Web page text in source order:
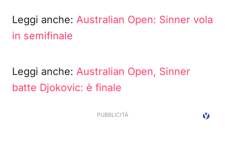
Leggi anche: Australian Open: Sinner vola
in semifinale
Leggi anche: Australian Open, Sinner
batte Djokovic: è finale